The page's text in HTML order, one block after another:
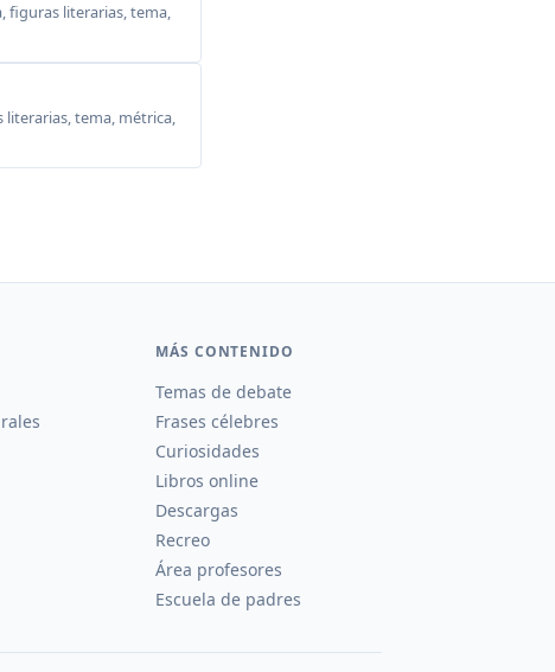
figuras literarias, tema,
literarias, tema, métrica,
MÁS CONTENIDO
Temas de debate
Frases célebres
Curiosidades
Libros online
Descargas
Recreo
Área profesores
Escuela de padres